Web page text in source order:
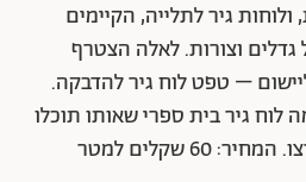
ולוחות גיר לתלייה, הקיימים
גדלים וצורות. לאלה הצטרף
– טפט לוח גיר להדבקה.
גיר בית ספרי שאותו תוכלו
שקלים למטר